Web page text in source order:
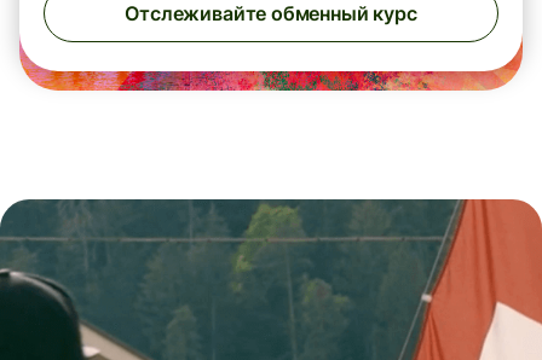
Отслеживайте обменный курс